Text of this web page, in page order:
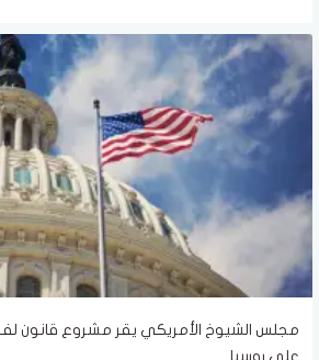
مجلس الشيوخ الأمريكي يقر مشروع قانون
على روسيا